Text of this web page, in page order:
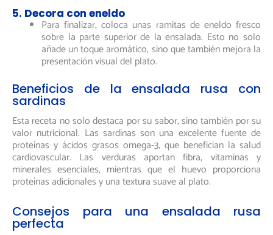
5. Decora con eneldo
Para finalizar, coloca unas ramitas de eneldo fresco
sobre la parte superior de la ensalada. Esto no solo
añade un toque aromático, sino que también mejora la
presentación visual del plato.
Beneficios de la ensalada rusa con
sardinas
Esta receta no solo destaca por su sabor, sino también por su
valor nutricional. Las sardinas son una excelente fuente de
proteínas y ácidos grasos omega-3, que benefician la salud
cardiovascular. Las verduras aportan fibra, vitaminas y
minerales esenciales, mientras que el huevo proporciona
proteínas adicionales y una textura suave al plato.
Consejos para una ensalada rusa
perfecta